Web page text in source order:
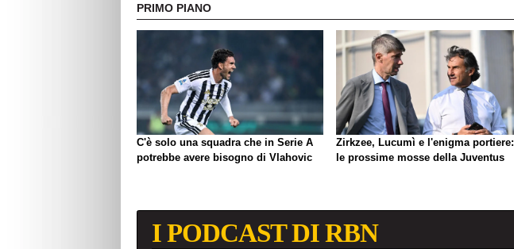
PRIMO PIANO
C'è solo una squadra che in Serie A
potrebbe avere bisogno di Vlahovic
Zirkzee, Lucumì e l'enigma portiere:
le prossime mosse della Juventus
I PODCAST DI RBN